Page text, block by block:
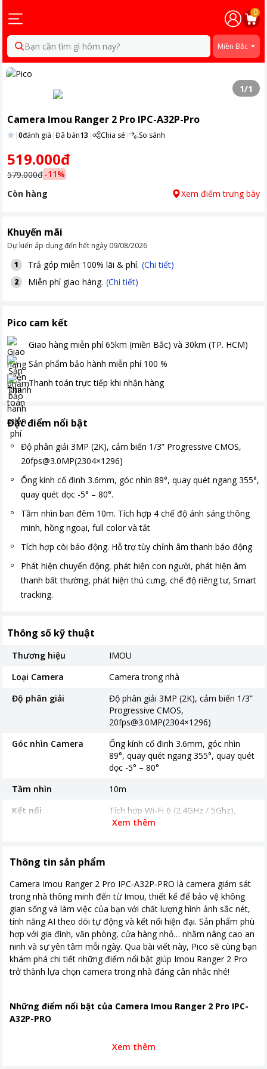
0
Bạn cần tìm gì hôm nay? Miền Bắc
1/1
Camera Imou Ranger 2 Pro IPC-A32P-Pro
|0đánh giá |Đã bán13 | Chia sẻ| So sánh
519.000đ
579.000đ-11%
Còn hàng
Xem điểm trưng bày
Khuyến mãi
Dự kiến áp dụng đến hết ngày 09/08/2026
1
Trả góp miễn 100% lãi & phí. (Chi tiết)
2 Miễn phí giao hàng. (Chi tiết)
Pico cam kết
Giao hàng miễn phí 65km (miền Bắc) và 30km (TP. HCM)
Sản phẩm bảo hành miễn phí 100 %
Thanh toán trực tiếp khi nhận hàng
Đặc điểm nổi bật
Độ phân giải 3MP (2K), cảm biến 1/3” Progressive CMOS,
20fps@3.0MP(2304×1296)
Ống kính cố đinh 3.6mm, góc nhìn 89°, quay quét ngang 355°,
quay quét dọc -5° – 80°.
Tầm nhìn ban đêm 10m. Tích hợp 4 chế độ ánh sáng thông
minh, hồng ngoại, full color và tắt
Tích hợp còi báo động. Hỗ trợ tùy chỉnh âm thanh báo động
Phát hiện chuyển động, phát hiện con người, phát hiện âm
thanh bất thường, phát hiện thú cưng, chế độ riêng tư, Smart
tracking.
Thông số kỹ thuật
Thương hiệu
IMOU
Loại Camera
Camera trong nhà
Độ phân giải
Độ phân giải 3MP (2K), cảm biến 1/3”
Progressive CMOS,
20fps@3.0MP(2304×1296)
Góc nhìn Camera
Ống kính cố đinh 3.6mm, góc nhìn
89°, quay quét ngang 355°, quay quét
dọc -5° – 80°
Tầm nhìn
10m
Kết nối
Tích hợp Wi-Fi 6 (2.4GHz / 5Ghz),
LAN
các tính năng thông minh: + Phát
hiện chuyển động + Phát hiện con
người + Phát hiện âm thanh bất
thường + Phát hiện thú cưng + Chế
độ riêng tư, Smart tracking - Tích hợp
còi báo động. Hỗ trợ tùy chỉnh âm
thanh báo động
Nơi sản xuất
Trung Quốc
Thời gian bảo hành
Xem thêm
Thông tin sản phẩm
Camera Imou Ranger 2 Pro IPC‑A32P‑PRO là camera giám sát
trong nhà thông minh đến từ Imou, thiết kế để bảo vệ không
gian sống và làm việc của bạn với chất lượng hình ảnh sắc nét,
tính năng AI theo dõi tự động và kết nối hiện đại. Sản phẩm phù
hợp với gia đình, văn phòng, cửa hàng nhỏ… nhằm nâng cao an
ninh và sự yên tâm mỗi ngày. Qua bài viết này, Pico sẽ cùng bạn
khám phá chi tiết những điểm nổi bật giúp Imou Ranger 2 Pro
trở thành lựa chọn camera trong nhà đáng cân nhắc nhé!
Những điểm nổi bật của Camera Imou Ranger 2 Pro IPC-
A32P-PRO
Chất lượng hình ảnh rõ nét với độ phân giải 3MP (2K)
Xem thêm